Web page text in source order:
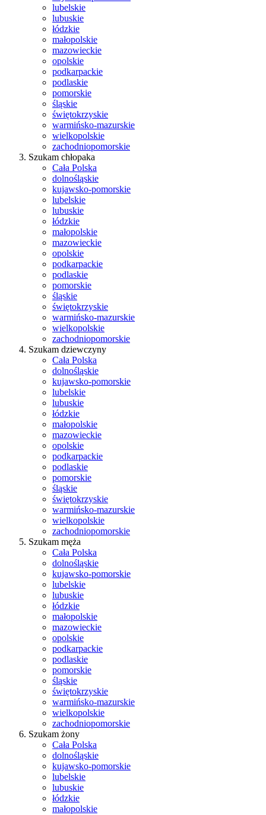
lubelskie
lubuskie
łódzkie
małopolskie
mazowieckie
opolskie
podkarpackie
podlaskie
pomorskie
śląskie
świętokrzyskie
warmińsko-mazurskie
wielkopolskie
zachodniopomorskie
Szukam chłopaka
Cała Polska
dolnośląskie
kujawsko-pomorskie
lubelskie
lubuskie
łódzkie
małopolskie
mazowieckie
opolskie
podkarpackie
podlaskie
pomorskie
śląskie
świętokrzyskie
warmińsko-mazurskie
wielkopolskie
zachodniopomorskie
Szukam dziewczyny
Cała Polska
dolnośląskie
kujawsko-pomorskie
lubelskie
lubuskie
łódzkie
małopolskie
mazowieckie
opolskie
podkarpackie
podlaskie
pomorskie
śląskie
świętokrzyskie
warmińsko-mazurskie
wielkopolskie
zachodniopomorskie
Szukam męża
Cała Polska
dolnośląskie
kujawsko-pomorskie
lubelskie
lubuskie
łódzkie
małopolskie
mazowieckie
opolskie
podkarpackie
podlaskie
pomorskie
śląskie
świętokrzyskie
warmińsko-mazurskie
wielkopolskie
zachodniopomorskie
Szukam żony
Cała Polska
dolnośląskie
kujawsko-pomorskie
lubelskie
lubuskie
łódzkie
małopolskie